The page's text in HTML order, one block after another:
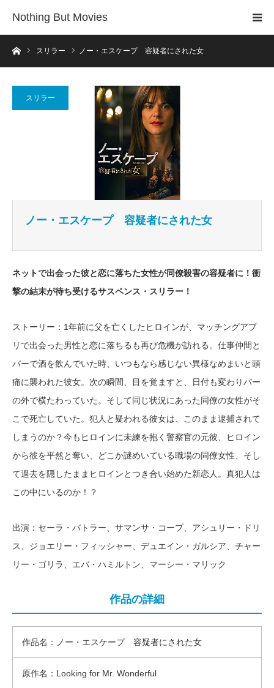
Nothing But Movies
ホームスリラー ノー・エスケープ 容疑者にされた女
スリラー
ノー・エスケープ 容疑者にされた女
ネットで出会った彼と恋に落ちた女性が同僚殺害の容疑者に！衝
撃の結末が待ち受けるサスペンス・スリラー！
ストーリー：1年前に父を亡くしたヒロインが、マッチングアプ
リで出会った男性と恋に落ちるも再び危機が訪れる。仕事仲間と
バーで酒を飲んでいた時、いつもなら感じない異様なめまいと頭
痛に襲われた彼女。次の瞬間、目を覚ますと、日付も変わりバー
の外で横たわっていた。そして同じ状況にあった同僚の女性がそ
こで死亡していた。犯人と疑われる彼女は、このまま逮捕されて
しまうのか？今もヒロインに未練を抱く警察官の元彼、ヒロイン
から彼を平然と奪い、どこか謎めいている職場の同僚女性、そし
て過去を隠したままヒロインとつき合い始めた新恋人。真犯人は
この中にいるのか！？
出演：セーラ・バトラー、サマンサ・コープ、アシュリー・ドリ
ス、ジョエリー・フィッシャー、デュエイン・ガルシア、チャー
リー・ゴリラ、エバ・ハミルトン、マーシー・マリック
作品の詳細
作品名：ノー・エスケープ 容疑者にされた女
原作名：Looking for Mr. Wonderful